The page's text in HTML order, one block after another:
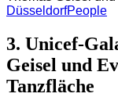
DüsseldorfPeople
3. Unicef-
Geisel und
Tanzfläche